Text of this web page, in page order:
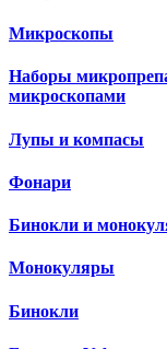
Микроскопы
Наборы
микроскопами
Лупы и компасы
Фонари
Бинокли и
Монокуляры
Бинокли